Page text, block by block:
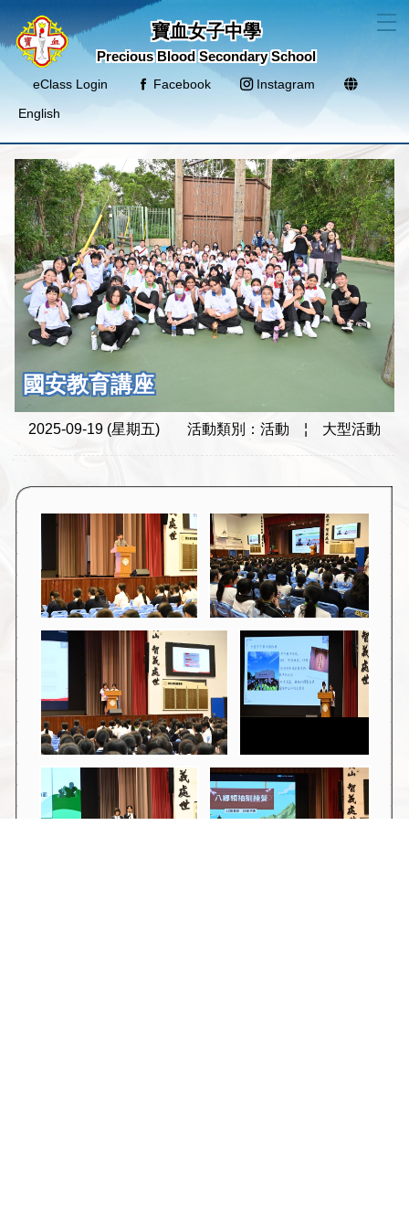
寶血女子中學
Precious Blood Secondary School
eClass Login Facebook
Instagram
English
國安教育講座
2025-09-19 (星期五) 活動類別：活動 ¦ 大型活動